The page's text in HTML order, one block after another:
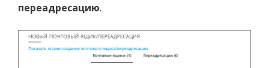
переадресацию.